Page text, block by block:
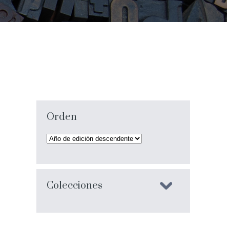
Orden
Colecciones